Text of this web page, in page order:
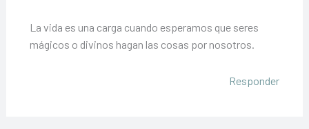
La vida es una carga cuando esperamos que seres
mágicos o divinos hagan las cosas por nosotros.
Responder